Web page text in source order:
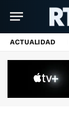
ACTUALIDAD